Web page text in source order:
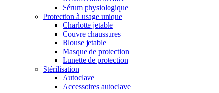
Sérum physiologique
Protection à usage unique
Charlotte jetable
Couvre chaussures
Blouse jetable
Masque de protection
Lunette de protection
Stérilisation
Autoclave
Accessoires autoclave